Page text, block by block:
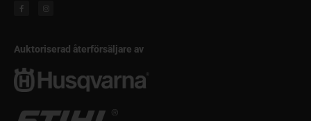
Auktoriserad återförsäljare av